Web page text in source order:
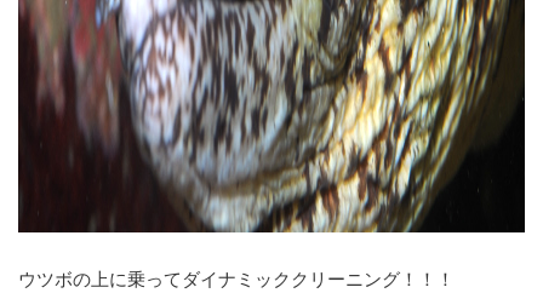
ウツボの上に乗ってダイナミッククリーニング！！！